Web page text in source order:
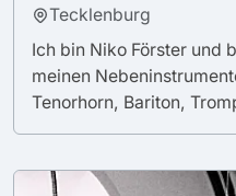
Tecklenburg
Ich bin Niko Förster und
meinen
Tenorhorn, Bariton,